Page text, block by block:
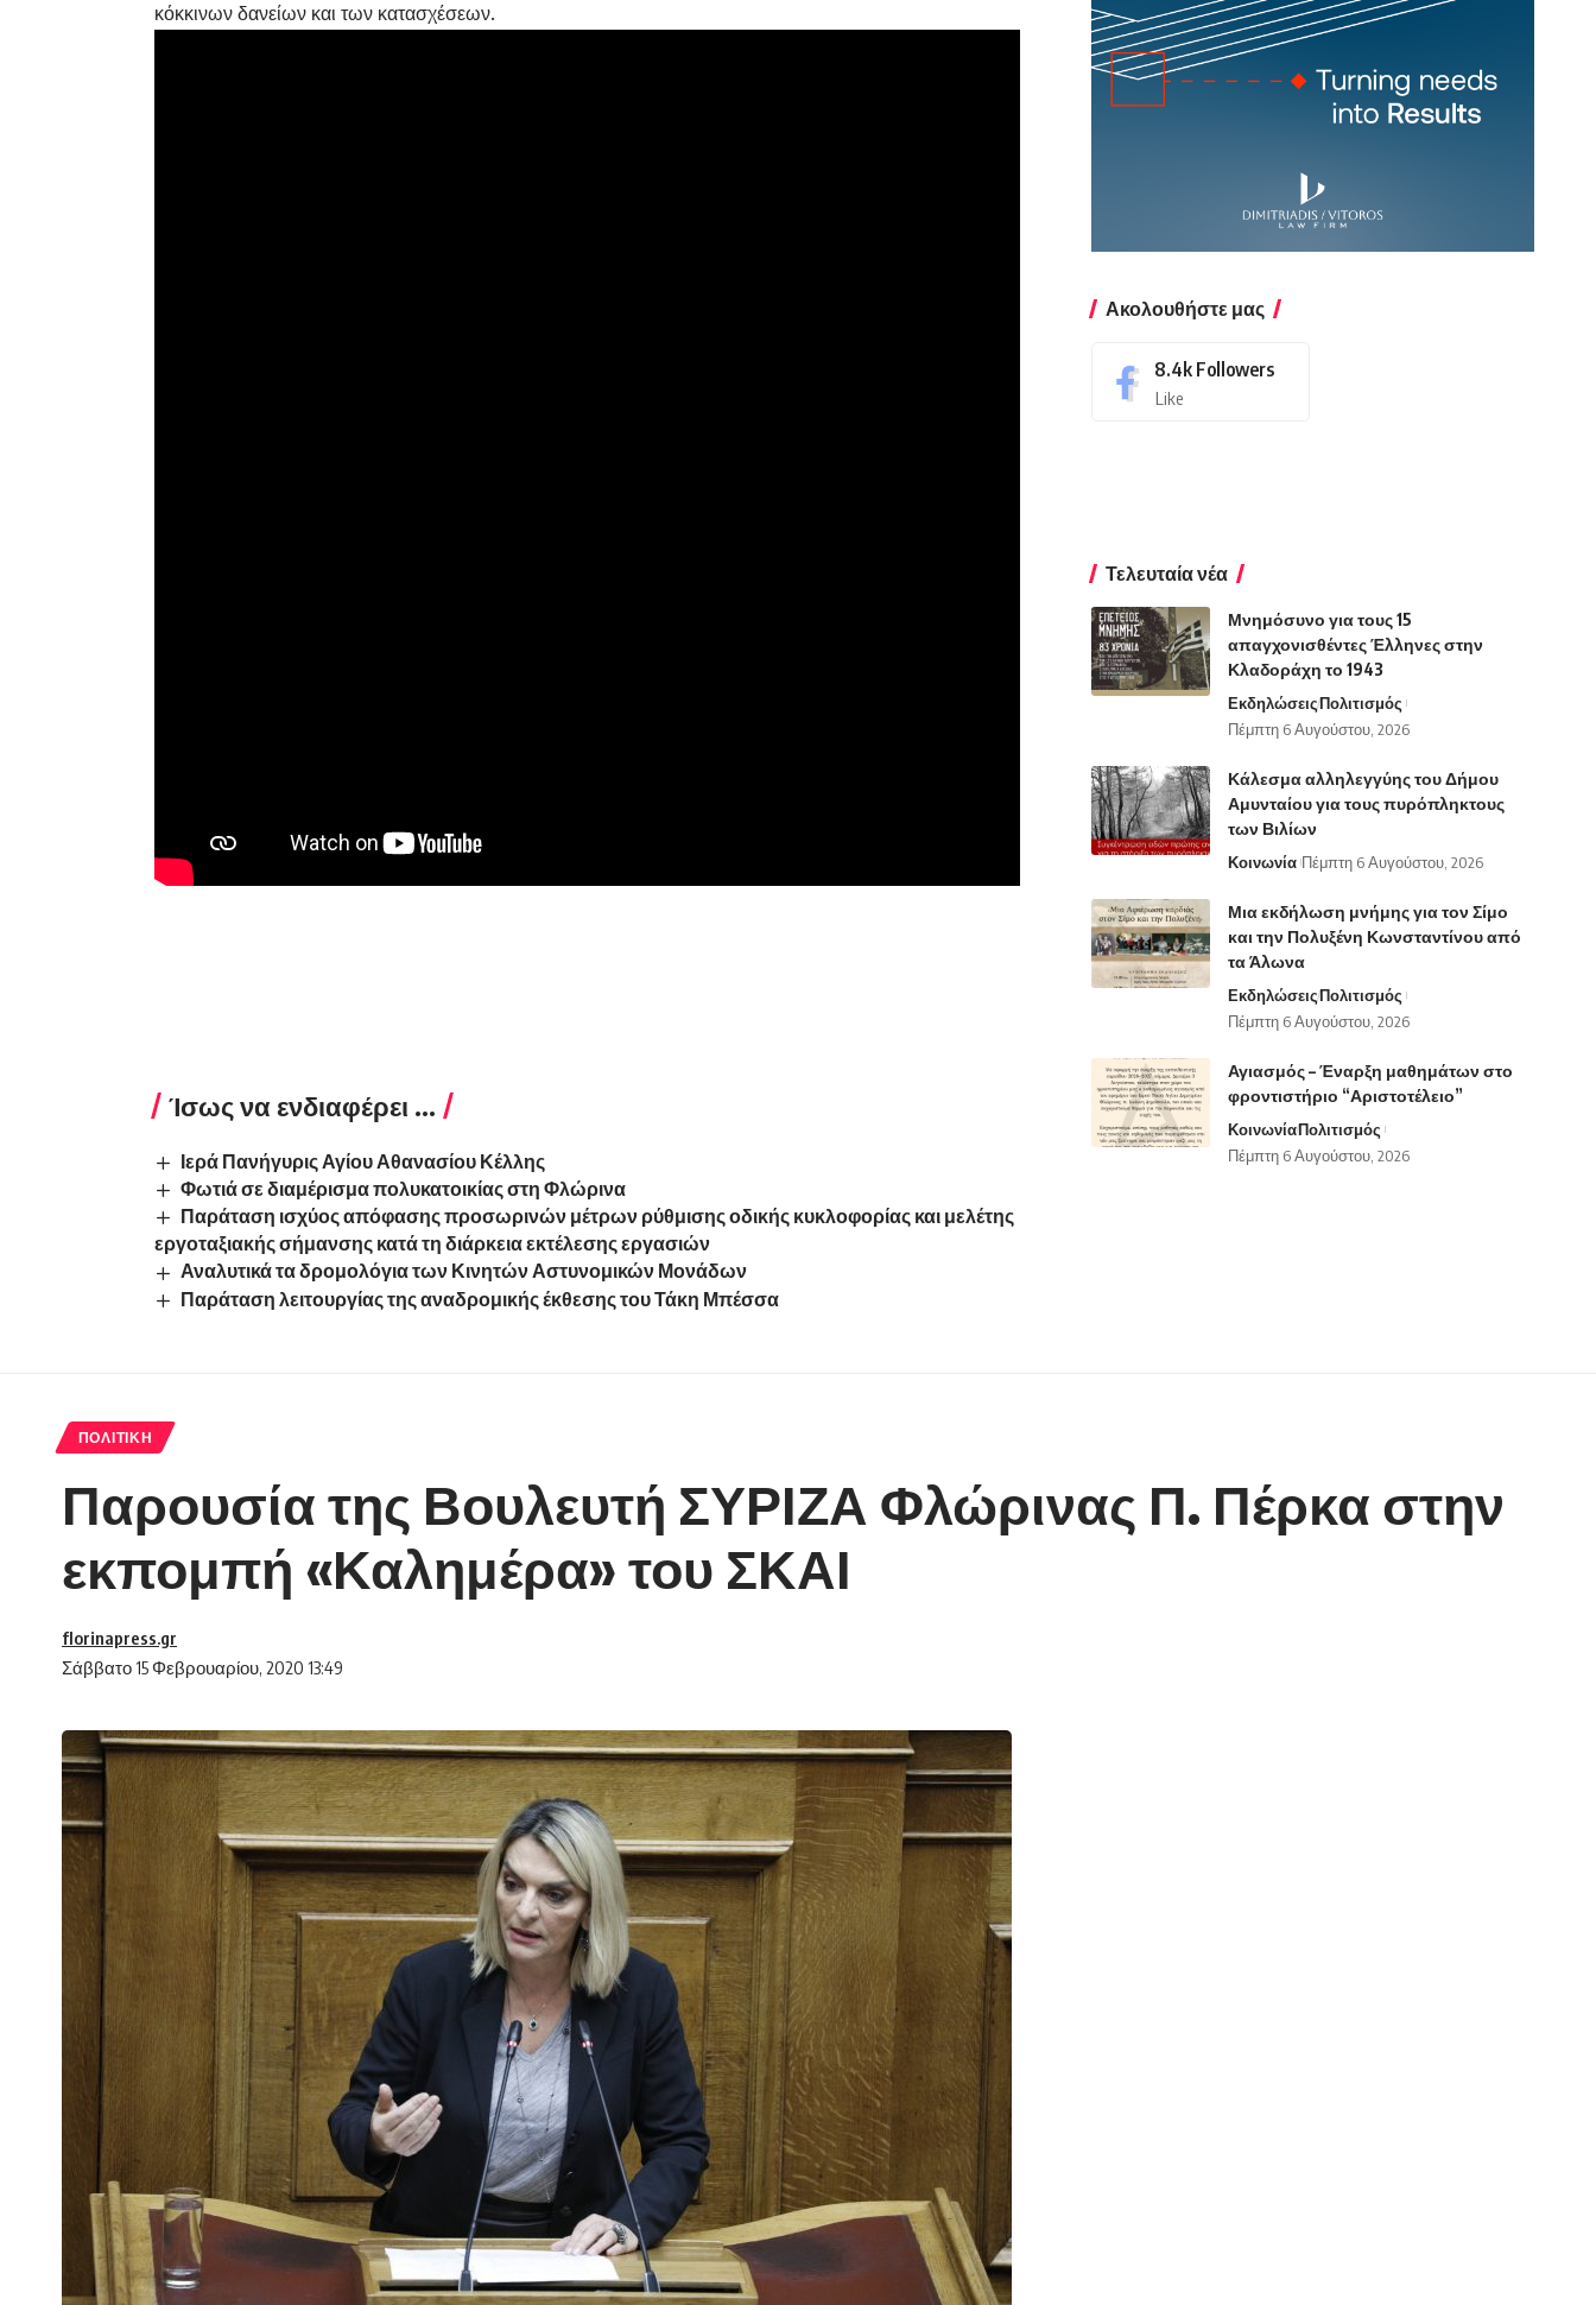
κόκκινων δανείων και των κατασχέσεων.
Ίσως να ενδιαφέρει ...
Ιερά Πανήγυρις Αγίου Αθανασίου Κέλλης
Φωτιά σε διαμέρισμα πολυκατοικίας στη Φλώρινα
Παράταση ισχύος απόφασης προσωρινών μέτρων ρύθμισης οδικής κυκλοφορίας και μελέτης
εργοταξιακής σήμανσης κατά τη διάρκεια εκτέλεσης εργασιών
Αναλυτικά τα δρομολόγια των Κινητών Αστυνομικών Μονάδων
Παράταση λειτουργίας της αναδρομικής έκθεσης του Τάκη Μπέσσα
Ακολουθήστε μας
8.4k Followers
Like
Τελευταία νέα
Μνημόσυνο για τους 15
απαγχονισθέντες Έλληνες στην
Κλαδοράχη το 1943
ΕκδηλώσειςΠολιτισμός
Πέμπτη 6 Αυγούστου, 2026
Κάλεσμα αλληλεγγύης του Δήμου
Αμυνταίου για τους πυρόπληκτους
των Βιλίων
Κοινωνία Πέμπτη 6 Αυγούστου, 2026
Μια εκδήλωση μνήμης για τον Σίμο
και την Πολυξένη Κωνσταντίνου από
τα Άλωνα
ΕκδηλώσειςΠολιτισμός
Πέμπτη 6 Αυγούστου, 2026
Αγιασμός – Έναρξη μαθημάτων στο
φροντιστήριο “Αριστοτέλειο”
ΚοινωνίαΠολιτισμός
Πέμπτη 6 Αυγούστου, 2026
ΠΟΛΙΤΙΚΉ
Παρουσία της Βουλευτή ΣΥΡΙΖΑ Φλώρινας Π. Πέρκα στην
εκπομπή «Καλημέρα» του ΣΚΑΙ
Σάββατο 15 Φεβρουαρίου, 2020 13:49
florinapress.gr